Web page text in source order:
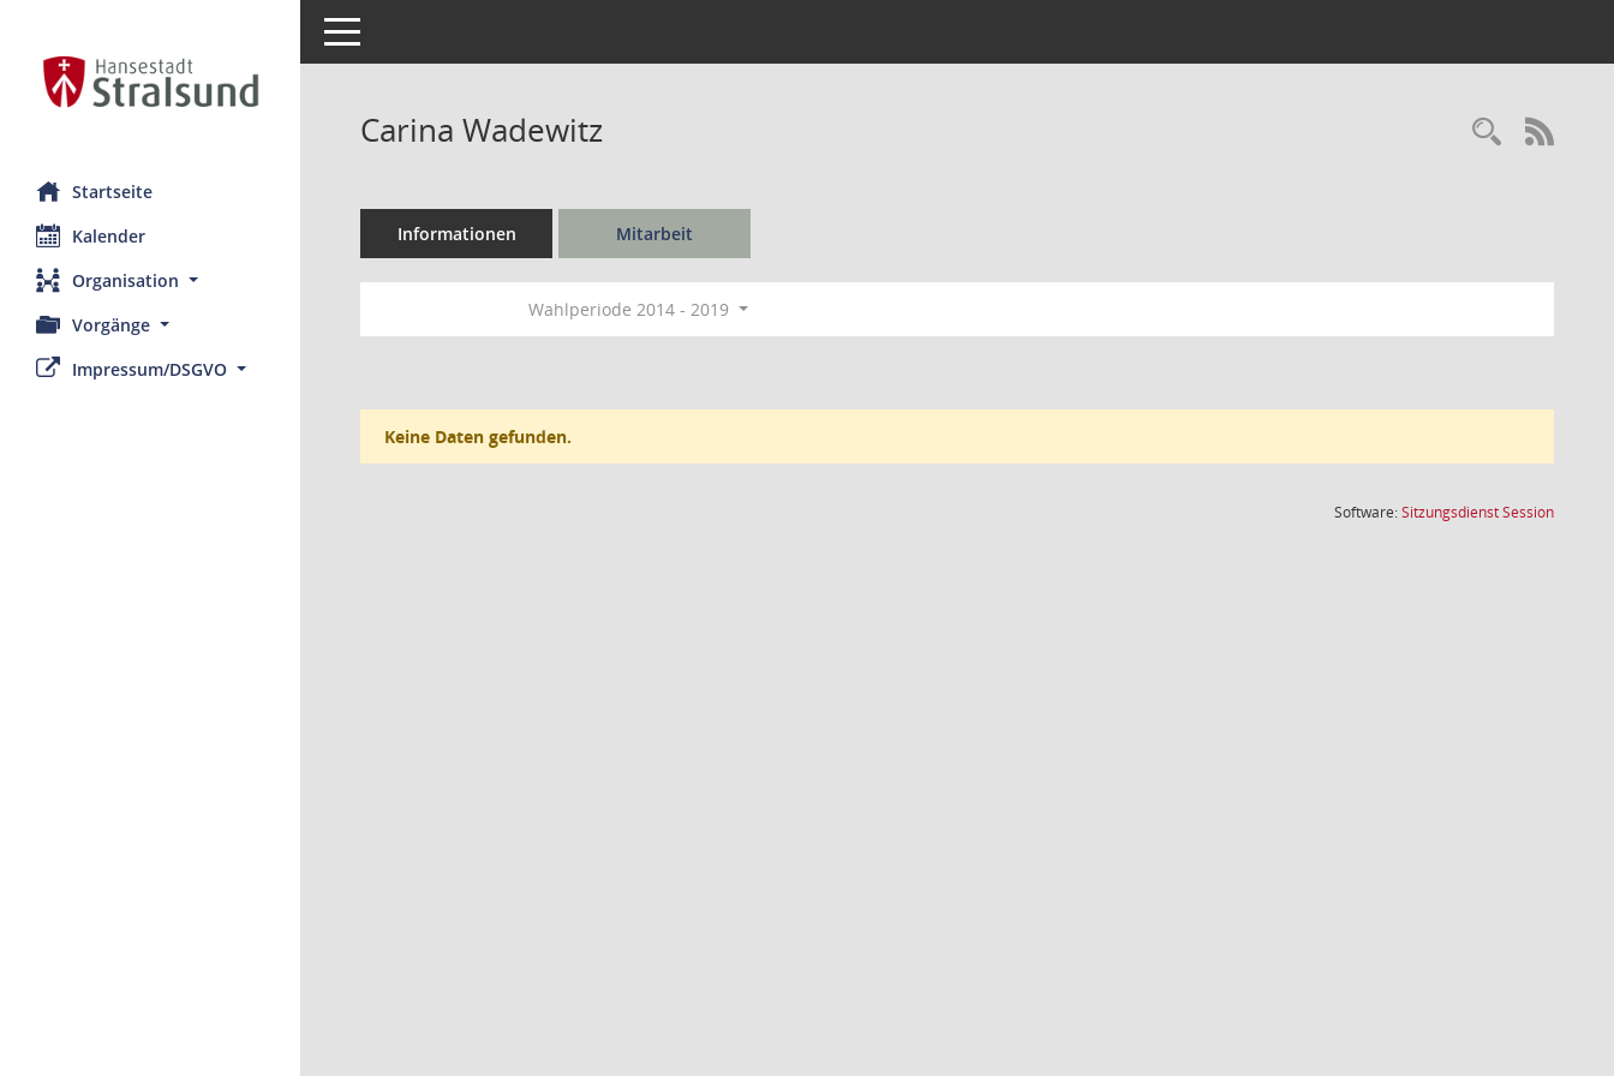
Startseite
Kalender
Organisation
Vorgänge
Impressum/DSGVO
Toggle navigation
Carina Wadewitz
Informationen Mitarbeit
Wahlperiode 2014 - 2019
Keine Daten gefunden.
Software:SitzungsdienstSession(Wird in